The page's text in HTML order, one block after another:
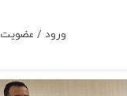
ورود / عضویت